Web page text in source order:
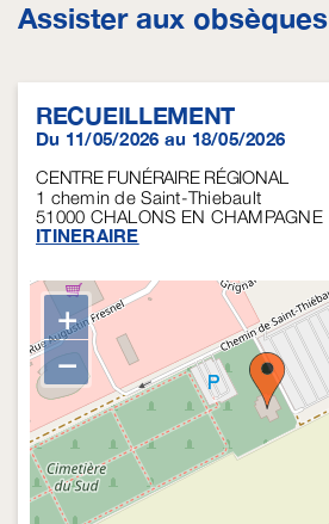
Assister aux obsèques
RECUEILLEMENT
Du 11/05/2026 au 18/05/2026
CENTRE FUNÉRAIRE RÉGIONAL
1 chemin de Saint-Thiebault
51000 CHALONS EN CHAMPAGNE
ITINERAIRE
+
−